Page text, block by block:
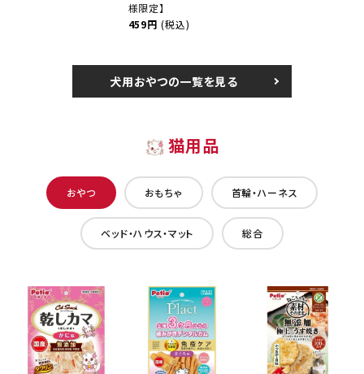
様限定】
459円 (税込)
犬用おやつの一覧を見る
猫用品
おやつ おもちゃ 首輪・ハーネス
ベッド・ハウス・マット 総合